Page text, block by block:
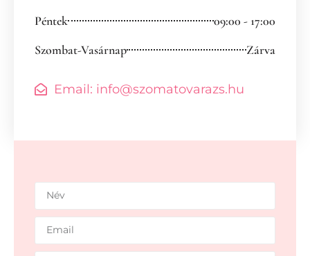
Péntek
09:00 - 17:00
Szombat-Vasárnap
Zárva
Email: info@szomatovarazs.hu